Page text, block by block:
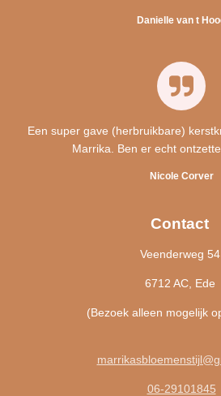
Danielle van t
Een super gave (herbruikbare)
Marrika. Ben er echt
Nicole Corver
Contact
Veenderweg 54
6712 AC, Ede
(Bezoek alleen mogelijk
06-29101845